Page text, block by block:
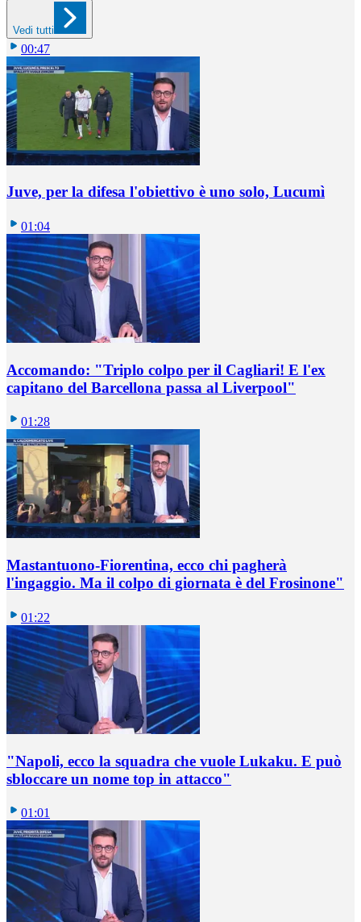
Vedi tutti
00:47
Juve, per la difesa l'obiettivo è uno solo, Lucumì
01:04
Accomando: "Triplo colpo per il Cagliari! E l'ex
capitano del Barcellona passa al Liverpool"
01:28
Mastantuono-Fiorentina, ecco chi pagherà
l'ingaggio. Ma il colpo di giornata è del Frosinone"
01:22
"Napoli, ecco la squadra che vuole Lukaku. E può
sbloccare un nome top in attacco"
01:01